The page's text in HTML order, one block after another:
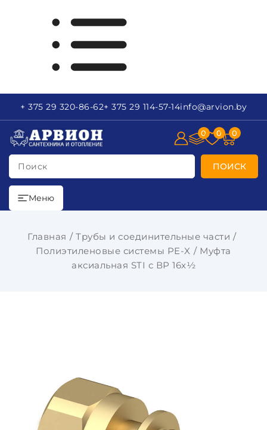
+ 375 29 320-86-62+ 375 29 114-57-14info@arvion.by
Поиск ПОИСК
0 0 0
Меню
Главная
Трубы и соединительные части
Полиэтиленовые системы PE-X
Муфта
аксиальная STI с ВР 16х½